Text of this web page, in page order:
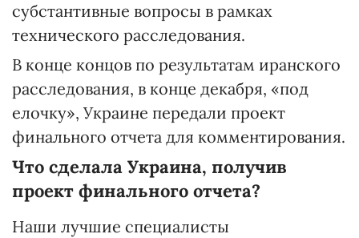
субстантивные вопросы в рамках
технического расследования.
В конце концов по результатам иранского
расследования, в конце декабря, «под
елочку», Украине передали проект
финального отчета для комментирования.
Что сделала Украина, получив
проект финального отчета?
Наши лучшие специалисты